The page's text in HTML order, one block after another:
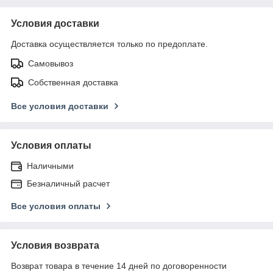
Условия доставки
Доставка осуществляется только по предоплате.
Самовывоз
Собственная доставка
Все условия доставки
Условия оплаты
Наличными
Безналичный расчет
Все условия оплаты
Условия возврата
Возврат товара в течение 14 дней по договоренности